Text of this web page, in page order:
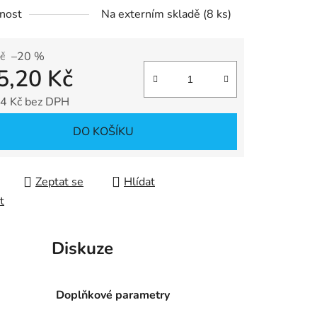
Na externím skladě (8 ks)
–20 %
Kč
Kč bez DPH
DO KOŠÍKU
Zeptat se
Hlídat
Diskuze
Doplňkové parametry